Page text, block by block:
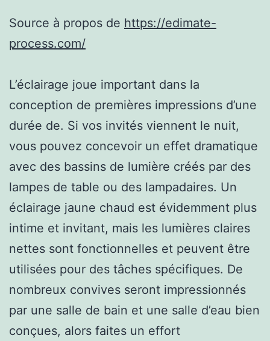
Source à propos de https://edimate-
process.com/
L’éclairage joue important dans la
conception de premières impressions d’une
durée de. Si vos invités viennent le nuit,
vous pouvez concevoir un effet dramatique
avec des bassins de lumière créés par des
lampes de table ou des lampadaires. Un
éclairage jaune chaud est évidemment plus
intime et invitant, mais les lumières claires
nettes sont fonctionnelles et peuvent être
utilisées pour des tâches spécifiques. De
nombreux convives seront impressionnés
par une salle de bain et une salle d’eau bien
conçues, alors faites un effort